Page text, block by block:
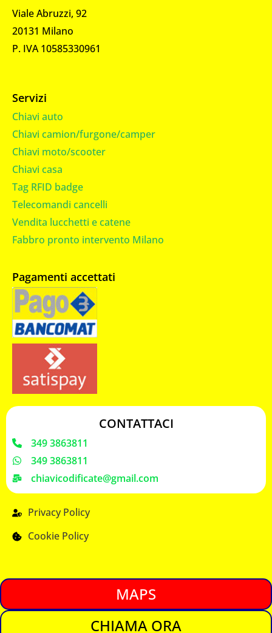
Viale Abruzzi, 92
20131 Milano
P. IVA 10585330961
Servizi
Chiavi auto
Chiavi camion/furgone/camper
Chiavi moto/scooter
Chiavi casa
Tag RFID badge
Telecomandi cancelli
Vendita lucchetti e catene
Fabbro pronto intervento Milano
Pagamenti accettati
CONTATTACI
349 3863811
349 3863811
chiavicodificate@gmail.com
Privacy Policy
Cookie Policy
MAPS
CHIAMA ORA